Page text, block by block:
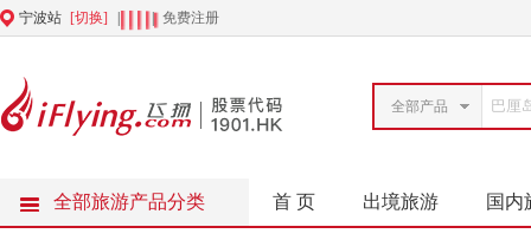
宁波站 [切换] 免费注册
全部产品
全部旅游产品分类 首 页 出境旅游 国内